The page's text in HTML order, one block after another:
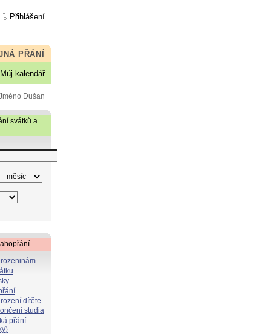
Přihlášení
PŘÁNÍ
Můj kalendář
Dušan
svátků a
dítěte
studia
přání